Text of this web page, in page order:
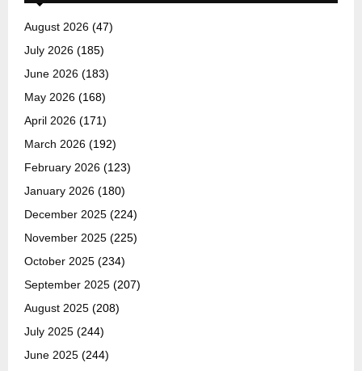
August 2026 (47)
July 2026 (185)
June 2026 (183)
May 2026 (168)
April 2026 (171)
March 2026 (192)
February 2026 (123)
January 2026 (180)
December 2025 (224)
November 2025 (225)
October 2025 (234)
September 2025 (207)
August 2025 (208)
July 2025 (244)
June 2025 (244)